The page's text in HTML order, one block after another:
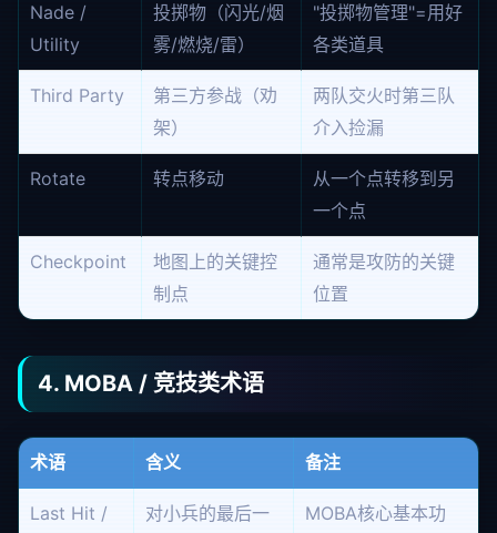
Nade /
Utility
投掷物（闪光/烟
雾/燃烧/雷）
"投掷物管理"=用好
各类道具
Third Party
第三方参战（劝
架）
两队交火时第三队
介入捡漏
Rotate 转点移动
从一个点转移到另
一个点
Checkpoint
地图上的关键控
制点
通常是攻防的关键
位置
4. MOBA / 竞技类术语
术语 含义 备注
Last Hit /
对小兵的最后一
MOBA核心基本功